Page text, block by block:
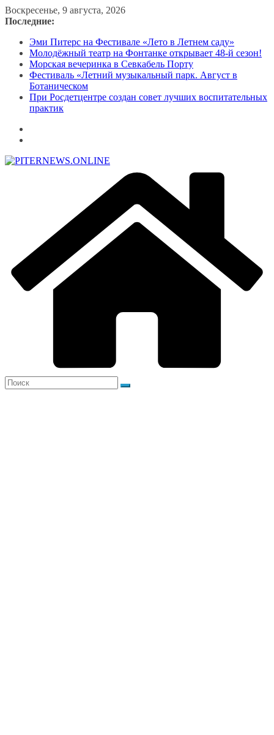
Перейти
к
Воскресенье, 9 августа, 2026
Последние:
Эми Питерс на Фестивале «Лето в Летнем саду»
Молодёжный театр на Фонтанке открывает 48-й сезон!
Морская вечеринка в Севкабель Порту
Фестиваль «Летний музыкальный парк. Август в
Ботаническом
При Росдетцентре создан совет лучших воспитательных
практик